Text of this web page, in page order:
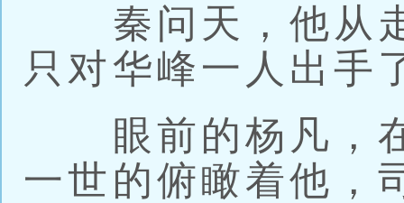
秦问天，他从走
只对华峰一人出手
眼前的杨凡，在
一世的俯瞰着他，